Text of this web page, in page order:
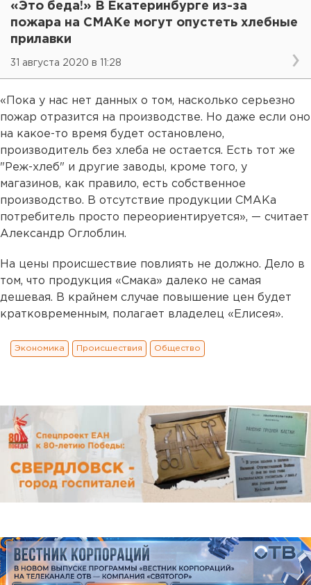
«Это беда!» В Екатеринбурге из-за
пожара на СМАКе могут опустеть хлебные
прилавки
31 августа 2020 в 11:28
«Пока у нас нет данных о том, насколько серьезно
пожар отразится на производстве. Но даже если оно
на какое-то время будет остановлено,
производитель без хлеба не остается. Есть тот же
"Реж-хлеб" и другие заводы, кроме того, у
магазинов, как правило, есть собственное
производство. В отсутствие продукции СМАКа
потребитель просто переориентируется», — считает
Александр Оглоблин.
На цены происшествие повлиять не должно. Дело в
том, что продукция «Смака» далеко не самая
дешевая. В крайнем случае повышение цен будет
кратковременным, полагает владелец «Елисея».
Экономика Происшествия Общество